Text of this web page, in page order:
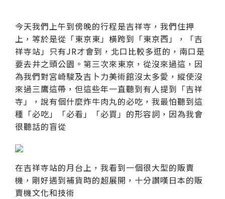
今天我們上午到傍晚的行程是吉祥寺，我們住押
上，等於是從「東京東」橫跨到「東京西」，「吉
祥寺站」只有JR才會到，北口比較多逛的，南口是
要去井之頭公園。第三次來東京，從沒來過這，因
為我們對宮崎駿及吉卜力美術館沒太多愛，縱使沒
來過三鷹這帶，但這些年一直聽到有人提到「吉祥
寺」，說有個什麼炸牛肉丸的必吃，我最怕聽到這
種「必吃」「必看」「必買」的形容詞，因為我會
很聽話的盲從
在吉祥寺站的月台上，我看到一個很大型的販賣
機，剛好遇到補貨時的超展開，十分讚嘆日本的販
賣機文化和技術